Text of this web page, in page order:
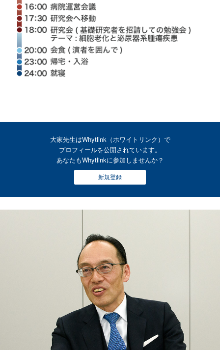
大家先生はWhytlink（ホワイトリンク）で
プロフィールを公開されています。
あなたもWhytlinkに参加しませんか？
新規登録